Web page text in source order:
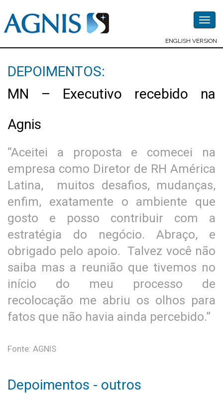
ENGLISH VERSION
DEPOIMENTOS:
MN – Executivo recebido na
Agnis
“Aceitei a proposta e comecei na
empresa como Diretor de RH América
Latina, muitos desafios, mudanças,
enfim, exatamente o ambiente que
gosto e posso contribuir com a
estratégia do negócio. Abraço, e
obrigado pelo apoio. Talvez você não
saiba mas a reunião que tivemos no
início do meu processo de
recolocação me abriu os olhos para
fatos que não havia ainda percebido.”
Fonte: AGNIS
Depoimentos - outros